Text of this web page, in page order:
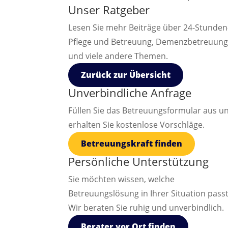
Unser Ratgeber
Lesen Sie mehr Beiträge über 24-
Pflege und Betreuung, Demenzbetreuung
und viele andere Themen.
Zurück zur Übersicht
Unverbindliche Anfrage
Füllen Sie das Betreuungsformular aus
erhalten Sie kostenlose Vorschläge.
Betreuungskraft finden
Persönliche Unterstützung
Sie möchten wissen, welche
Betreuungslösung in Ihrer Situation
Wir beraten Sie ruhig und unverbindlich.